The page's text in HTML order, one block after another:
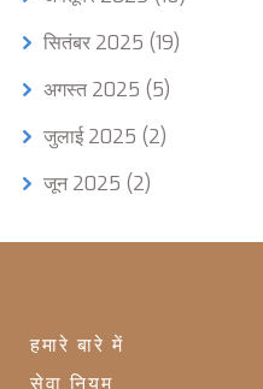
सितंबर 2025 (19)
अगस्त 2025 (5)
जुलाई 2025 (2)
जून 2025 (2)
हमारे बारे में
सेवा नियम